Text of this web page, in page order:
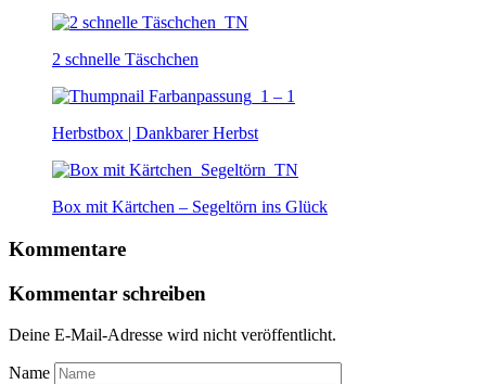
2 schnelle Täschchen
Herbstbox | Dankbarer Herbst
Box mit Kärtchen – Segeltörn ins Glück
Kommentare
Kommentar schreiben
Deine E-Mail-Adresse wird nicht veröffentlicht.
Name